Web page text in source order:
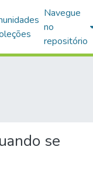
Navegue
no
repositório
se